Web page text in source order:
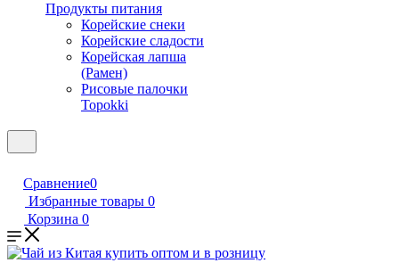
Продукты питания
Корейские снеки
Корейские сладости
Корейская лапша
(Рамен)
Рисовые палочки
Topokki
Сравнение0
Избранные товары 0
Корзина 0